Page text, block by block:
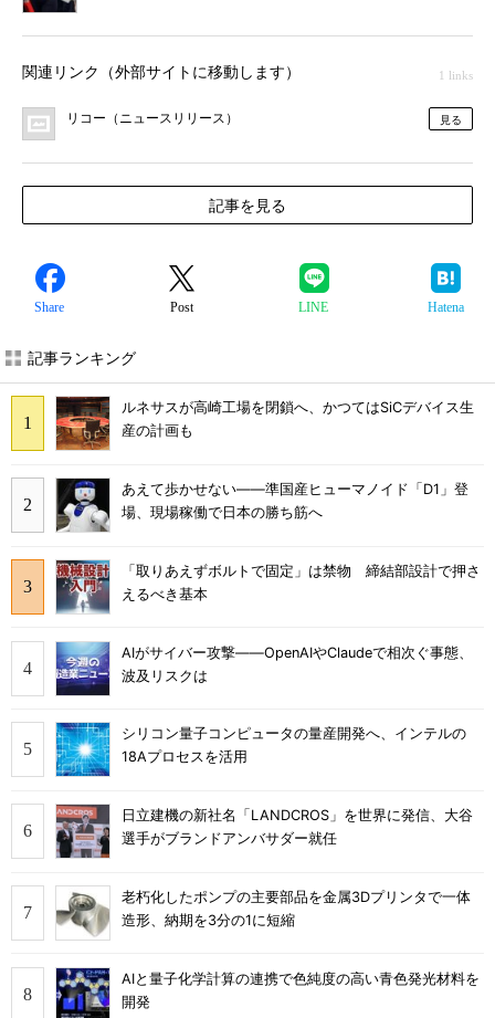
関連リンク（外部サイトに移動します） 1 links
リコー（ニュースリリース） 見る
記事を見る
Share Post LINE Hatena
記事ランキング
ルネサスが高崎工場を閉鎖へ、かつてはSiCデバイス生
産の計画も
あえて歩かせない――準国産ヒューマノイド「D1」登
場、現場稼働で日本の勝ち筋へ
「取りあえずボルトで固定」は禁物 締結部設計で押さ
えるべき基本
AIがサイバー攻撃――OpenAIやClaudeで相次ぐ事態、
波及リスクは
シリコン量子コンピュータの量産開発へ、インテルの
18Aプロセスを活用
日立建機の新社名「LANDCROS」を世界に発信、大谷
選手がブランドアンバサダー就任
老朽化したポンプの主要部品を金属3Dプリンタで一体
造形、納期を3分の1に短縮
AIと量子化学計算の連携で色純度の高い青色発光材料を
開発